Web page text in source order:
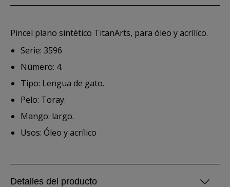
Pincel plano sintético TitanArts, para óleo y acrílíco.
Serie: 3596
Número: 4.
Tipo: Lengua de gato.
Pelo: Toray.
Mango: largo.
Usos: Óleo y acrílico
Detalles del producto